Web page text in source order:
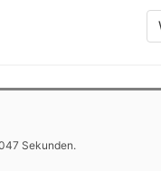
Sekunden.